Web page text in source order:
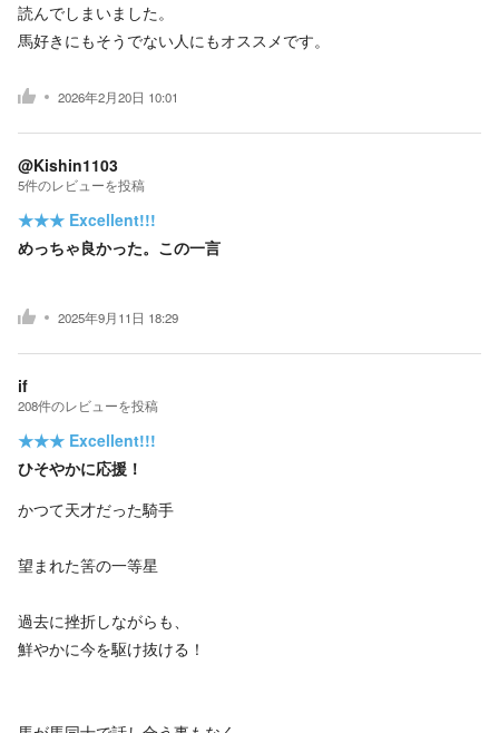
読んでしまいました。
馬好きにもそうでない人にもオススメです。
2026年2月20日 10:01
@Kishin1103
5件のレビューを投稿
★★★ Excellent!!!
めっちゃ良かった。この一言
2025年9月11日 18:29
if
208件のレビューを投稿
★★★ Excellent!!!
ひそやかに応援！
かつて天才だった騎手
望まれた筈の一等星
過去に挫折しながらも、
鮮やかに今を駆け抜ける！